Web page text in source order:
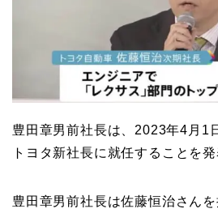
豊田章男前社長は、2023年4月1
トヨタ新社長に就任することを発
豊田章男前社長は佐藤恒治さん